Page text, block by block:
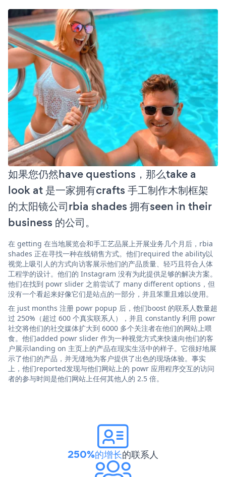
如果您仍然have questions，那么take a
look at 是一家拥有crafts 手工制作木制框架
的太阳镜公司rbia shades 拥有seen in their
business 的公司。
在 getting 在当地展览会和手工艺品展上开展业务几个月后，rbia
shades 正在寻找一种在线销售方式。他们required the ability以
视觉上吸引人的方式向访客展示他们的产品质量、轻巧且符合人体
工程学的设计。他们的 Instagram 没有为此提供足够的解决方案。
他们在找到 powr slider 之前尝试了 many different options，但
没有一个看起来好像它们是站点的一部分，并且笨重且难以使用。
在 just months 注册 powr popup 后，他们boost 的联系人数量超
过 250%（超过 600 个真实联系人），并且 constantly 利用 powr
社交将他们的社交媒体扩大到 6000 多个关注者在他们的网站上喂
食。他们added powr slider 作为一种视觉方式来快速向他们的客
户展示landing on 主页上的产品在现实生活中的样子。它很好地展
示了他们的产品，并无缝地为客户提供了出色的现场体验。事实
上，他们reported发现与他们网站上的 powr 应用程序交互的访问
者的参与时间是他们网站上任何其他人的 2.5 倍。
250%的增长的联系人